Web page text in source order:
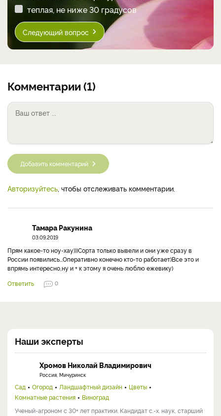
теплая, не ниже 30 градусов
Следующий вопрос
Комментарии (1)
Добавить комментарий
Авторизуйтесь , чтобы отслеживать комментарии.
Тамара Ракунина
03.09.2019
Прям какое-то ноу-хау)))Сорта только вывели и они уже сразу в
России появились...Оперативно конечно кто-то работает)Все это и
впрямь интересно,ну и + к этому я очень люблю ежевику)
Ответить
0
Наши эксперты
Хромов Николай Владимирович
Россия, Мичуринск
Сад Огород Ландшафтный дизайн
Цветы
Комнатные растения
Виноград
Ученый-агроном с 30+ лет практики. Кандидат с.-х. наук, старший